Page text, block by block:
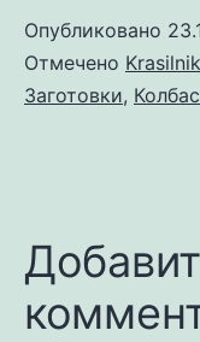
Опубликовано
Отмечено
Заготовки,